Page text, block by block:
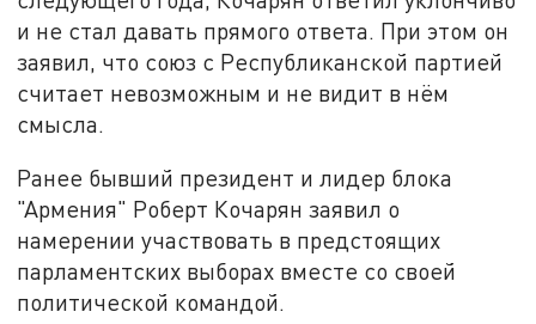
и не стал давать прямого ответа. При этом он
заявил, что союз с Республиканской партией
считает невозможным и не видит в нём
смысла.
Ранее бывший президент и лидер блока
"Армения" Роберт Кочарян заявил о
намерении участвовать в предстоящих
парламентских выборах вместе со своей
политической командой.